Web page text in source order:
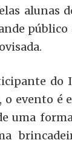
alunas
do
o evento
uma